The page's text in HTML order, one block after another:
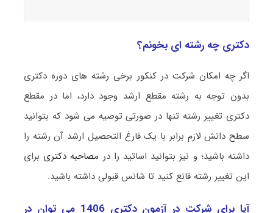
دکتری چه رشته ای بخونم؟
اگر چه امکان شرکت در کنکور برخی رشته های دوره دکتری
بدون توجه به رشته مقطع ارشد وجود دارد، اما در مقطع
دکتری تغییر رشته تنها در صورتی توصیه می شود که بتوانید
سطح دانش لازم برابر با یک فارغ التحصیل ارشد آن رشته را
داشته باشید؛ و نیز بتوانید اساتید را در مصاحبه دکتری برای
این تغییر رشته قانع کنید تا شانس قبولی داشته باشید.
آیا برای شرکت در آزمون دکتری 1406 می توان در